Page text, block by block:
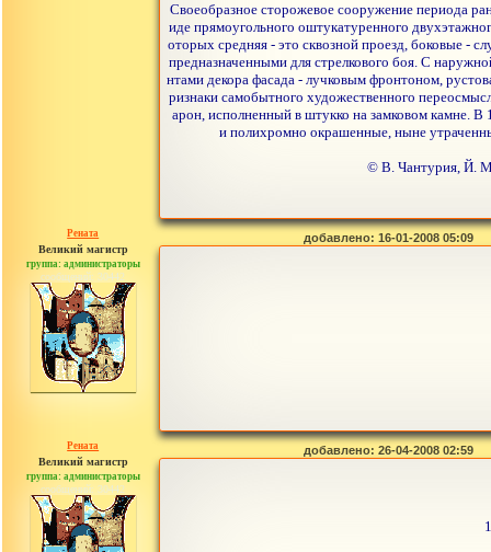
Своеобразное сторожевое сооружение периода
иде прямоугольного оштукатуренного
оторых средняя - это сквозной проезд, боковые -
предназначенными для стрелкового боя. С
нтами декора фасада - лучковым фронтоном,
ризнаки самобытного художественного
арон, исполненный в штукко на замковом камне.
и полихромно окрашенные, ныне
© В. Чантурия, Й.
Рената
Великий магистр
группа: администраторы
сообщений: 30442
добавлено: 16-01-2008 05:09
Рената
Великий магистр
группа: администраторы
сообщений: 30442
добавлено: 26-04-2008 02:59